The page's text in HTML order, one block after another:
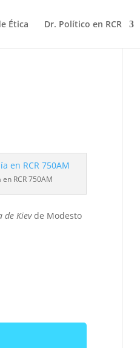
Ética Dr. Político en RCR
RCR 750AM
de Kievde Modesto